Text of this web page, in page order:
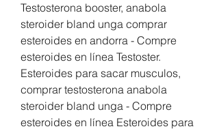
Testosterona booster, anabola
steroider bland unga comprar
esteroides en andorra - Compre
esteroides en línea Testoster.
Esteroides para sacar musculos,
comprar testosterona anabola
steroider bland unga - Compre
esteroides en línea Esteroides para